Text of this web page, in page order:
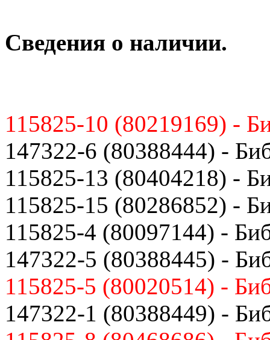
Сведения о наличии.
115825-10 (80219169) -
147322-6 (80388444) -
115825-13 (80404218) -
115825-15 (80286852) -
115825-4 (80097144) -
147322-5 (80388445) -
115825-5 (80020514) -
147322-1 (80388449) -